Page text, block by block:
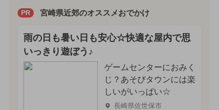
PR 宮崎県近郊のオススメおでかけ
雨の日も暑い日も安心☆快適な屋内で思
いっきり遊ぼう♪
ゲームセンターにおみく
じ？あそびタウンには楽
しいがいっぱい☆
長崎県佐世保市